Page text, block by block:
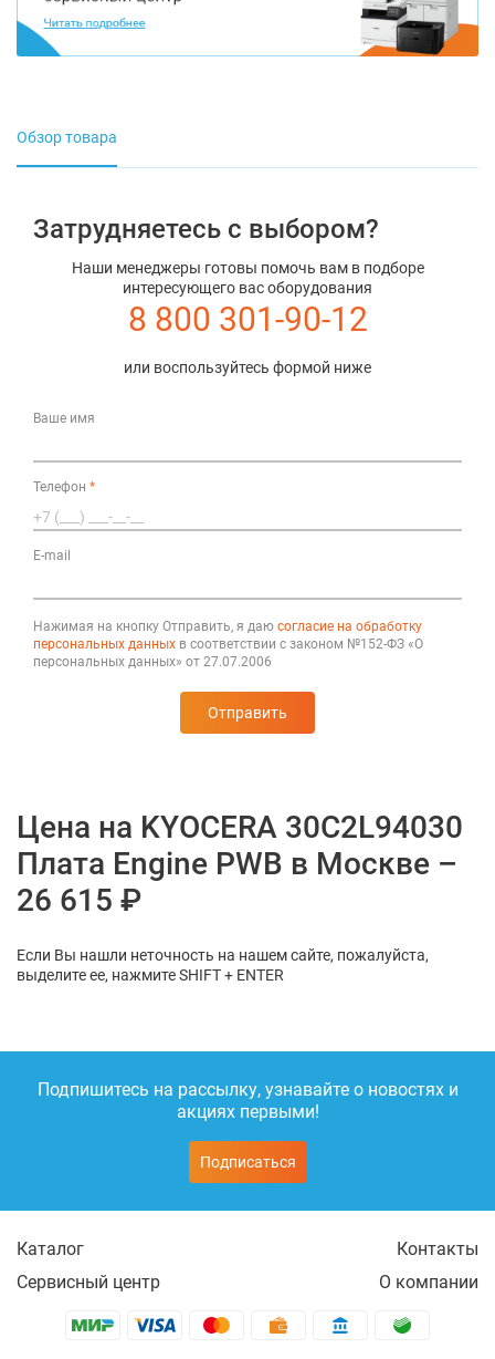
Обзор товара
Затрудняетесь с выбором?
Наши менеджеры готовы помочь вам в подборе
интересующего вас оборудования
8 800 301-90-12
или воспользуйтесь формой ниже
Ваше имя
Телефон *
E-mail
Нажимая на кнопку Отправить, я даю согласие на обработку
персональных данных в соответствии с законом №152-ФЗ «О
персональных данных» от 27.07.2006
Отправить
Цена на KYOCERA 30C2L94030
Плата Engine PWB в Москве –
26 615 ₽
Если Вы нашли неточность на нашем сайте, пожалуйста,
выделите ее, нажмите SHIFT + ENTER
Подпишитесь на рассылку, узнавайте о новостях и
акциях первыми!
Подписаться
Каталог
Контакты
Сервисный центр
О компании